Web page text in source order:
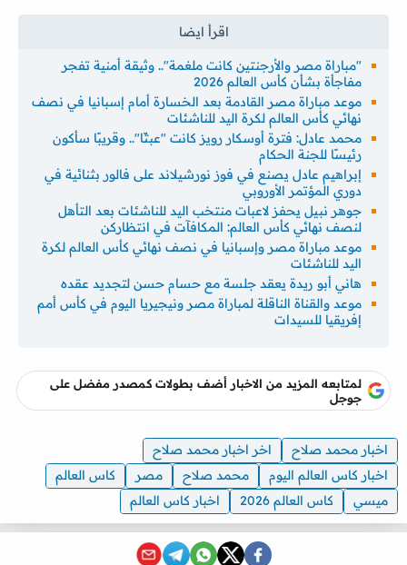
"مباراة مصر والأرجنتين كانت ملغمة".. وثيقة أمنية تفجر
مفاجأة بشأن كأس العالم 2026
موعد مباراة مصر القادمة بعد الخسارة أمام إسبانيا في نصف
نهائي كأس العالم لكرة اليد للناشئات
محمد عادل: فترة أوسكار رويز كانت "عبثًا".. وقريبًا سأكون
رئيسًا للجنة الحكام
إبراهيم عادل يصنع في فوز نورشيلاند على فالور بثنائية في
دوري المؤتمر الأوروبي
جوهر نبيل يحفز لاعبات منتخب اليد للناشئات بعد التأهل
لنصف نهائي كأس العالم: المكافآت في انتظاركن
موعد مباراة مصر وإسبانيا في نصف نهائي كأس العالم لكرة
اليد للناشئات
هاني أبو ريدة يعقد جلسة مع حسام حسن لتجديد عقده
موعد والقناة الناقلة لمباراة مصر ونيجيريا اليوم في كأس أمم
إفريقيا للسيدات
لمتابعه المزيد من الاخبار أضف بطولات كمصدر مفضل على
جوجل
اخبار محمد صلاح
اخر اخبار محمد صلاح
اخبار كاس العالم اليوم
محمد صلاح مصر
كاس العالم
ميسي
كاس العالم 2026 اخبار كاس العالم